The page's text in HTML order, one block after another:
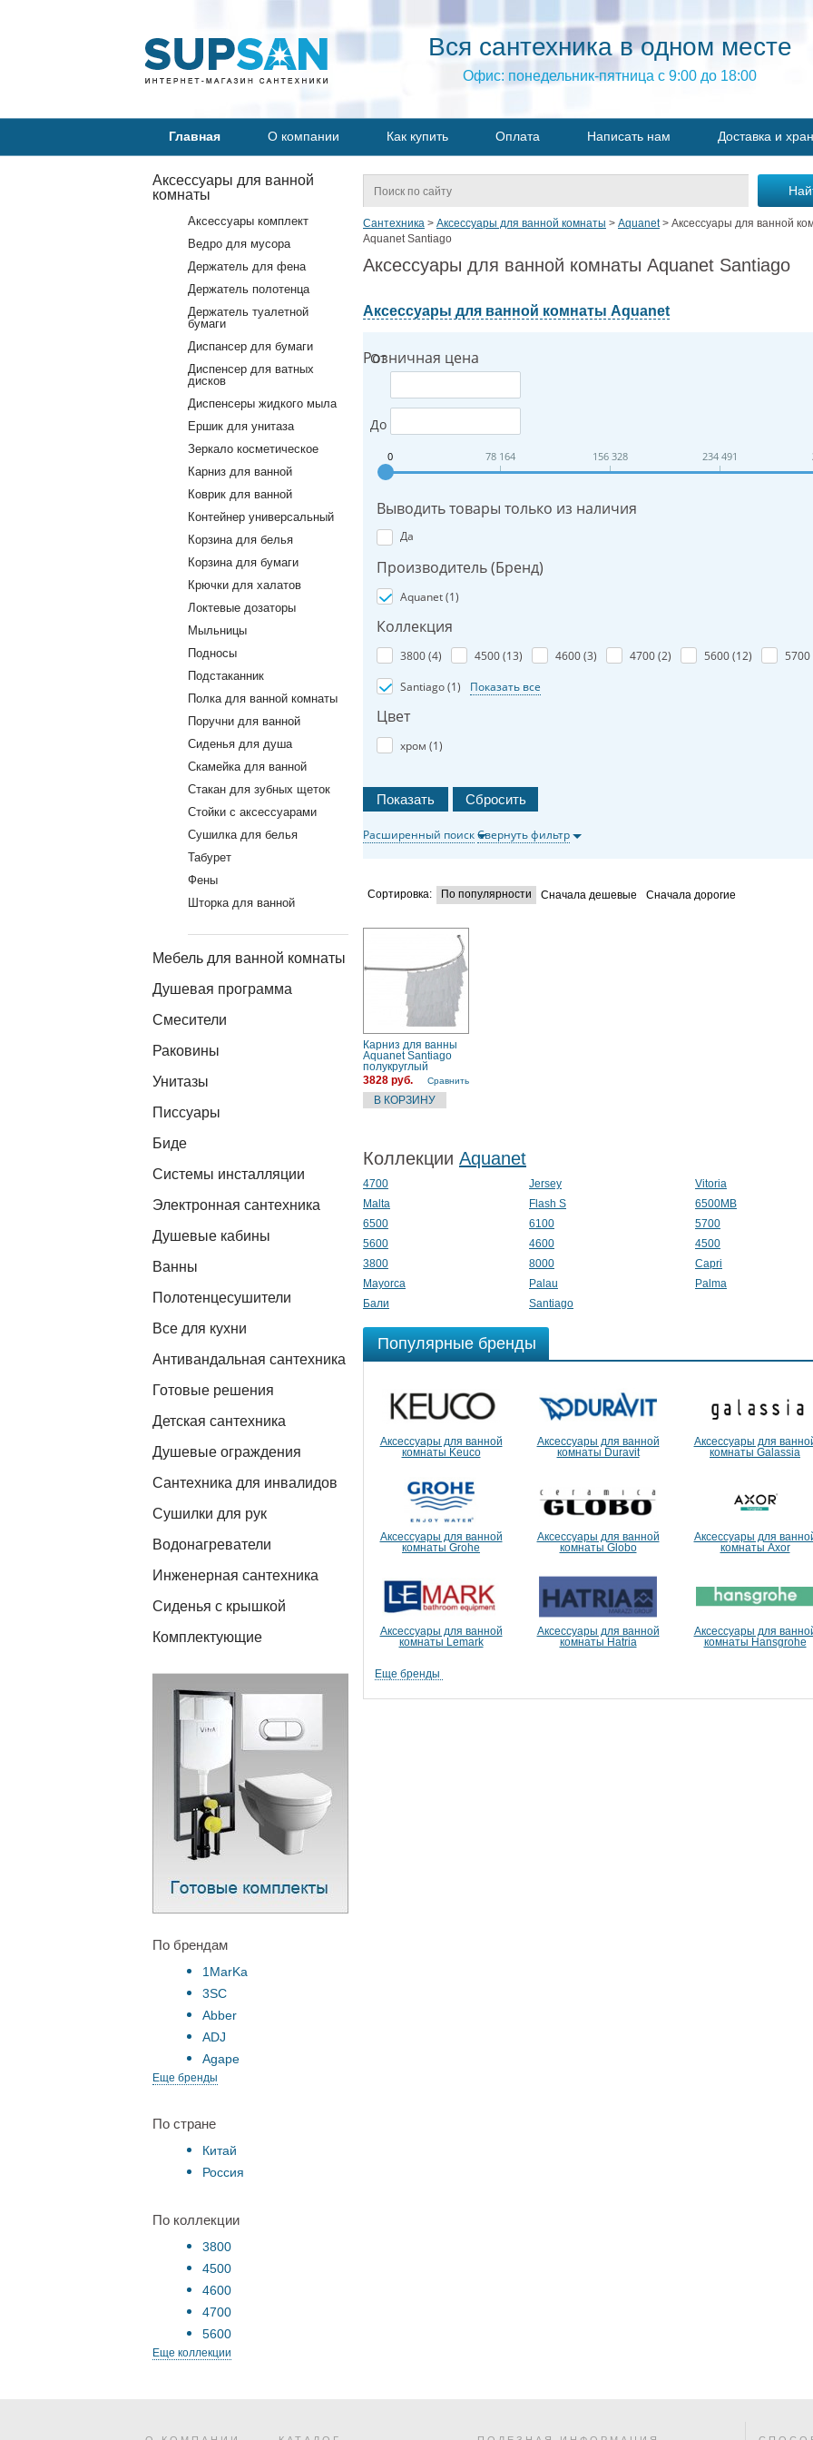
Вся сантехника в одном месте
Офис: понедельник-пятница с 9:00 до 18:00
Главная О компании Как купить Оплата Написать нам Доставка и
Аксессуары для ванной
комнаты
Аксессуары комплект
Ведро для мусора
Держатель для фена
Держатель полотенца
Держатель туалетной
бумаги
Диспансер для бумаги
Диспенсер для ватных
дисков
Диспенсеры жидкого мыла
Ершик для унитаза
Зеркало косметическое
Карниз для ванной
Коврик для ванной
Контейнер универсальный
Корзина для белья
Корзина для бумаги
Крючки для халатов
Локтевые дозаторы
Мыльницы
Подносы
Подстаканник
Полка для ванной комнаты
Поручни для ванной
Сиденья для душа
Скамейка для ванной
Стакан для зубных щеток
Стойки с аксессуарами
Сушилка для белья
Табурет
Фены
Шторка для ванной
Мебель для ванной комнаты
Душевая программа
Смесители
Раковины
Унитазы
Писсуары
Биде
Системы инсталляции
Электронная сантехника
Душевые кабины
Ванны
Полотенцесушители
Все для кухни
Антивандальная сантехника
Готовые решения
Детская сантехника
Душевые ограждения
Сантехника для инвалидов
Сушилки для рук
Водонагреватели
Инженерная сантехника
Сиденья с крышкой
Комплектующие
По брендам
1MarKa
3SC
Abber
ADJ
Agape
Еще бренды
По стране
Китай
Россия
По коллекции
3800
4500
4600
4700
5600
Еще коллекции
Сантехника > Аксессуары для ванной комнаты > Aquanet> Аксессуары для ванной
Aquanet Santiago
Аксессуары для ванной комнаты Aquanet Santiago
Аксессуары для ванной комнаты Aquanet
Розничная цена
От
До
0 78 164 156 328 234 491
Выводить товары только из наличия
Да
Производитель (Бренд)
Aquanet (1)
Коллекция
3800 (4) 4500 (13) 4600 (3) 4700 (2) 5600 (12)
5700
Santiago (1) Показать все
Цвет
хром (1)
Расширенный поискСвернуть фильтр
Сортировка: По популярности Сначала дешевые Сначала дорогие
Карниз для ванны
Aquanet Santiago
полукруглый
160х160
3828 руб. Сравнить
Коллекции Aquanet
4700 Jersey
Vitoria
Malta
Flash S
6500MB
6500
6100
5700
5600
4600
4500
3800
8000
Capri
Mayorca
Palau
Palma
Бали
Santiago
Популярные бренды
Аксессуары для ванной
комнаты Keuco
Аксессуары для ванной
комнаты Duravit
Аксессуары для
комнаты Galassia
Аксессуары для ванной
комнаты Grohe
Аксессуары для ванной
комнаты Globo
Аксессуары для
комнаты Axor
Аксессуары для ванной
комнаты Lemark
Аксессуары для ванной
комнаты Hatria
Аксессуары для
комнаты Hansgrohe
Еще бренды